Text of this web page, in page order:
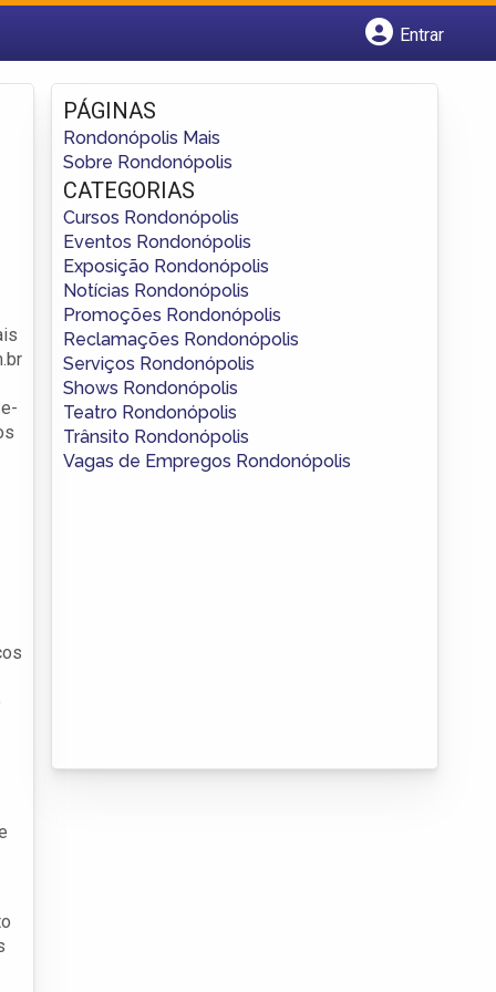
Entrar
Fazer login
Criar conta
PÁGINAS
Rondonópolis Mais
Sobre Rondonópolis
CATEGORIAS
Cursos Rondonópolis
Eventos Rondonópolis
Exposição Rondonópolis
Notícias Rondonópolis
Promoções Rondonópolis
Reclamações Rondonópolis
Serviços Rondonópolis
Shows Rondonópolis
Teatro Rondonópolis
Trânsito Rondonópolis
Vagas de Empregos Rondonópolis